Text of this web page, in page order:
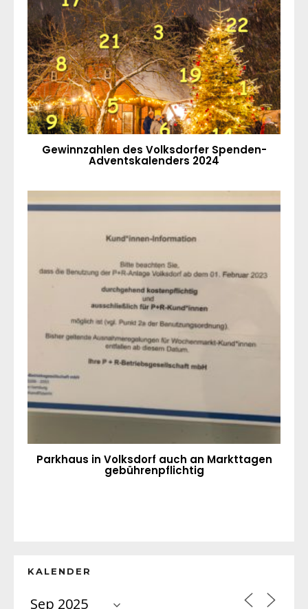
Gewinnzahlen des Volksdorfer Spenden-
Adventskalenders 2024
Parkhaus in Volksdorf auch an Markttagen
gebührenpflichtig
KALENDER